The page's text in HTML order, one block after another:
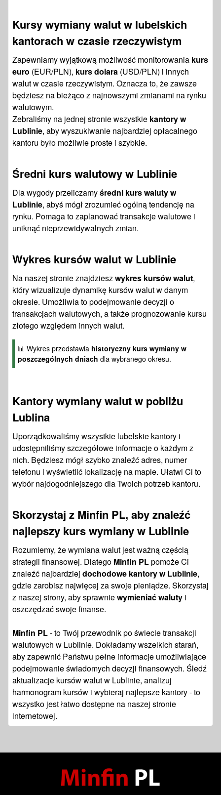
Kursy wymiany walut w lubelskich
kantorach w czasie rzeczywistym
Zapewniamy wyjątkową możliwość monitorowania kurs
euro (EUR/PLN), kurs dolara (USD/PLN) i innych
walut w czasie rzeczywistym. Oznacza to, że zawsze
będziesz na bieżąco z najnowszymi zmianami na rynku
walutowym.
Zebraliśmy na jednej stronie wszystkie kantory w
Lublinie, aby wyszukiwanie najbardziej opłacalnego
kantoru było możliwie proste i szybkie.
Średni kurs walutowy w Lublinie
Dla wygody przeliczamyśredni kurs waluty w
Lublinie, abyś mógł zrozumieć ogólną tendencję na
rynku. Pomaga to zaplanować transakcje walutowe i
uniknąć nieprzewidywalnych zmian.
Wykres kursów walut w Lublinie
Na naszej stronie znajdzieszwykres kursów walut,
który wizualizuje dynamikę kursów walut w danym
okresie. Umożliwia to podejmowanie decyzji o
transakcjach walutowych, a także prognozowanie kursu
złotego względem innych walut.
📊 Wykres przedstawia historyczny kurs wymiany w
poszczególnych dniach dla wybranego okresu.
Kantory wymiany walut w pobliżu
Lublina
Uporządkowaliśmy wszystkie lubelskie kantory i
udostępniliśmy szczegółowe informacje o każdym z
nich. Będziesz mógł szybko znaleźć adres, numer
telefonu i wyświetlić lokalizację na mapie. Ułatwi Ci to
wybór najdogodniejszego dla Twoich potrzeb kantoru.
Skorzystaj z Minfin PL, aby znaleźć
najlepszy kurs wymiany w Lublinie
Rozumiemy, że wymiana walut jest ważną częścią
strategii finansowej. Dlatego Minfin PLpomoże Ci
znaleźć najbardziej dochodowe kantory w Lublinie,
gdzie zarobisz najwięcej za swoje pieniądze. Skorzystaj
z naszej strony, aby sprawniewymieniać waluty i
oszczędzać swoje finanse.
Minfin PL- to Twój przewodnik po świecie transakcji
walutowych w Lublinie. Dokładamy wszelkich starań,
aby zapewnić Państwu pełne informacje umożliwiające
podejmowanie świadomych decyzji finansowych. Śledź
aktualizacje kursów walut w Lublinie, analizuj
harmonogram kursów i wybieraj najlepsze kantory - to
wszystko jest łatwo dostępne na naszej stronie
internetowej.